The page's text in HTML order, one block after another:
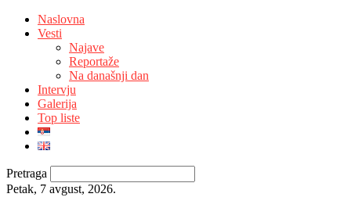
Naslovna
Vesti
Najave
Reportaže
Na današnji dan
Intervju
Galerija
Top liste
Pretraga
Petak, 7 avgust, 2026.